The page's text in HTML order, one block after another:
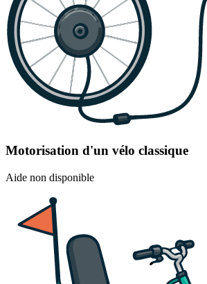
Motorisation d'un vélo classique
Aide non disponible